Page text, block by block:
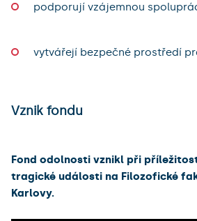
podporují vzájemnou
vytvářejí bezpečné prostředí
Vznik fondu
Fond odolnosti vznikl při
tragické události na Filozofické
Karlovy.